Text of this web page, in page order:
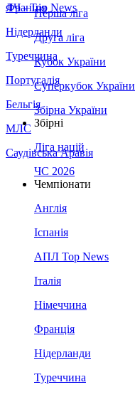
Франція
Нідерланди
Туреччина
Португалія
Бельгія
МЛС
Саудівська Аравія
ЛЧ - Top News
Перша ліга
Друга ліга
Кубок України
Суперкубок України
Збірна України
Збірні
Ліга націй
ЧС 2026
Чемпіонати
Англія
Іспанія
АПЛ Top News
Італія
Німеччина
Франція
Нідерланди
Туреччина